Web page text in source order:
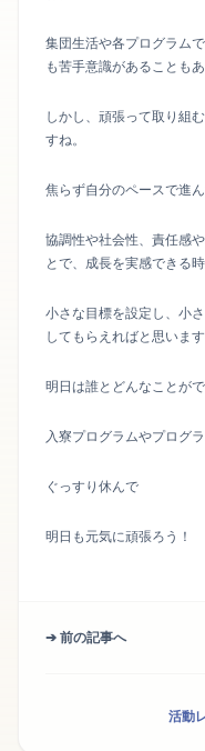
集団生活や各プログラム
も苦手意識があることも
しかし、頑張って取り組
すね。
焦らず自分のペースで進ん
協調性や社会性、責任感
とで、成長を実感できる
小さな目標を設定し、小
してもらえればと思います
明日は誰とどんなことが
入寮プログラムやプログ
ぐっすり休んで
明日も元気に頑張ろう！
➔ 前の記事へ
活動